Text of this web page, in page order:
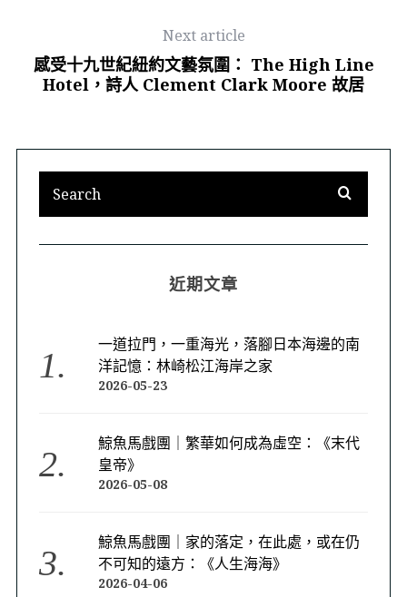
Next article
感受十九世紀紐約文藝氛圍： The High Line
Hotel，詩人 Clement Clark Moore 故居
近期文章
一道拉門，一重海光，落腳日本海邊的南
洋記憶：林崎松江海岸之家
2026-05-23
鯨魚馬戲團｜繁華如何成為虛空：《末代
皇帝》
2026-05-08
鯨魚馬戲團｜家的落定，在此處，或在仍
不可知的遠方：《人生海海》
2026-04-06